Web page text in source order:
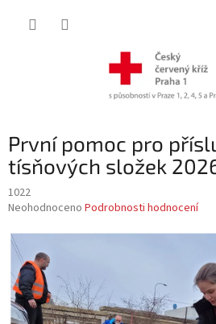
První pomoc pro
tísňových složek
1022
Průměrné
produktu
je
0,0
z
5
hvězdiček.
Neohodnoceno Podrobnosti hodnocení